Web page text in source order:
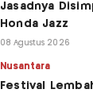
Jasadnya
Honda Jazz
08 Agustus 2026
Nusantara
Festival